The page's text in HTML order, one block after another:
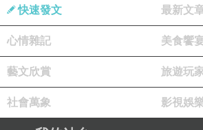
式邊緣，呈
現義大利男
性不羈的一
面，讓整體
造型休閒舒
適卻不失義
快速發文 最新文
心情雜記 美食饗
藝文欣賞 旅遊玩
社會萬象 影視娛